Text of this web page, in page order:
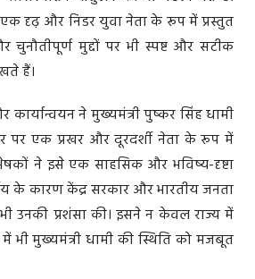
दृढ़ और निडर युवा नेता के रूप में प्रस्तुत
मुद्दों पर भी स्पष्ट और सटीक
हैं।
ने मुख्यमंत्री पुष्कर सिंह धामी
पर एक प्रखर और दूरदर्शी नेता के रूप में
ने इसे एक साहसिक और भविष्य-दृष्टा
के कारण केंद्र सरकार और भारतीय जनता
भी उनकी प्रशंसा की। इसने न केवल राज्य में
में भी मुख्यमंत्री धामी की स्थिति को मजबूत